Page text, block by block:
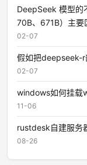
DeepSeek 模型的
70B、671B）主要
02-07
假如把deepseek-r
02-07
windows如何挂载
11-06
rustdesk自建服务
08-26